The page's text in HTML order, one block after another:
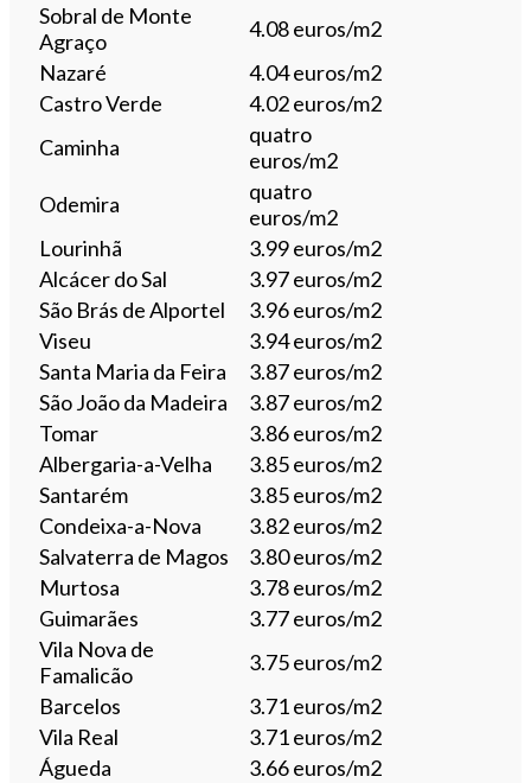
Sobral de Monte
Agraço
4.08 euros/m2
Nazaré
4.04 euros/m2
Castro Verde
4.02 euros/m2
Caminha
quatro
euros/m2
Odemira
quatro
euros/m2
Lourinhã
3.99 euros/m2
Alcácer do Sal
3.97 euros/m2
São Brás de Alportel
3.96 euros/m2
Viseu
3.94 euros/m2
Santa Maria da Feira
3.87 euros/m2
São João da Madeira
3.87 euros/m2
Tomar
3.86 euros/m2
Albergaria-a-Velha
3.85 euros/m2
Santarém
3.85 euros/m2
Condeixa-a-Nova
3.82 euros/m2
Salvaterra de Magos
3.80 euros/m2
Murtosa
3.78 euros/m2
Guimarães
3.77 euros/m2
Vila Nova de
Famalicão
3.75 euros/m2
Barcelos
3.71 euros/m2
Vila Real
3.71 euros/m2
Águeda
3.66 euros/m2